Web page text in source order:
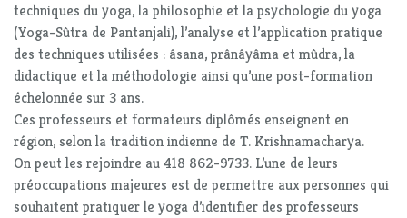
techniques du yoga, la philosophie et la psychologie du yoga
(Yoga-Sûtra de Pantanjali), l’analyse et l’application pratique
des techniques utilisées : âsana, prânâyâma et mûdra, la
didactique et la méthodologie ainsi qu’une post-formation
échelonnée sur 3 ans.
Ces professeurs et formateurs diplômés enseignent en
région, selon la tradition indienne de T. Krishnamacharya.
On peut les rejoindre au 418 862-9733. L’une de leurs
préoccupations majeures est de permettre aux personnes qui
souhaitent pratiquer le yoga d’identifier des professeurs